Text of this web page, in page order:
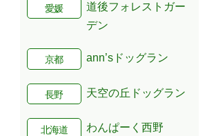
愛媛
道後フォレストガー
デン
京都 ann’sドッグラン
長野 天空の丘ドッグラン
北海道 わんぱーく西野